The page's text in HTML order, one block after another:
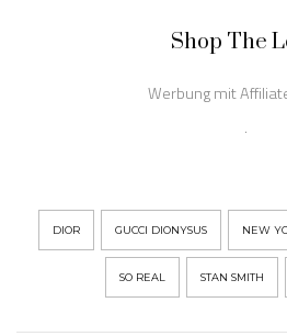
Shop The
DIOR GUCCI DIONYSUS NEW
SO REAL STAN SMITH